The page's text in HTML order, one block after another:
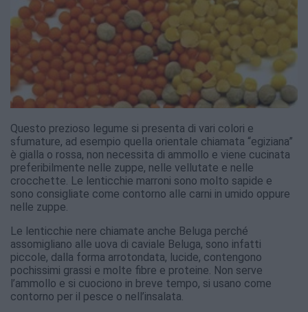
Questo prezioso legume si presenta di vari colori e
sfumature, ad esempio quella orientale chiamata “egiziana”
è gialla o rossa, non necessita di ammollo e viene cucinata
preferibilmente nelle zuppe, nelle vellutate e nelle
crocchette. Le lenticchie marroni sono molto sapide e
sono consigliate come contorno alle carni in umido oppure
nelle zuppe.
Le lenticchie nere chiamate anche Beluga perché
assomigliano alle uova di caviale Beluga, sono infatti
piccole, dalla forma arrotondata, lucide, contengono
pochissimi grassi e molte fibre e proteine. Non serve
l’ammollo e si cuociono in breve tempo, si usano come
contorno per il pesce o nell’insalata.